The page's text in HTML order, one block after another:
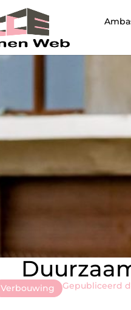
Verbouwing Gepubliceerd